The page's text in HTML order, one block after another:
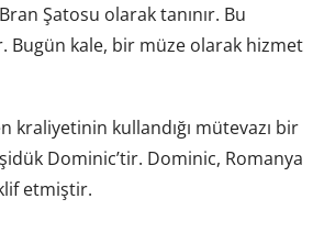
Şatosu olarak tanınır. Bu
Bugün kale, bir müze olarak hizmet
kullandığı mütevazı bir
Dominic’tir. Dominic, Romanya
etmiştir.